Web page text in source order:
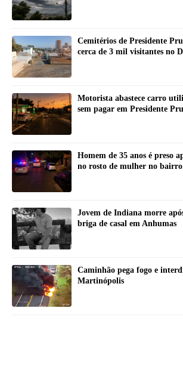
Cemitérios de Presidente
cerca de 3 mil visitantes no
Motorista abastece carro
sem pagar em Presidente
Homem de 35 anos é preso
no rosto de mulher no
Jovem de Indiana morre
briga de casal em Anhumas
Caminhão pega fogo e
Martinópolis